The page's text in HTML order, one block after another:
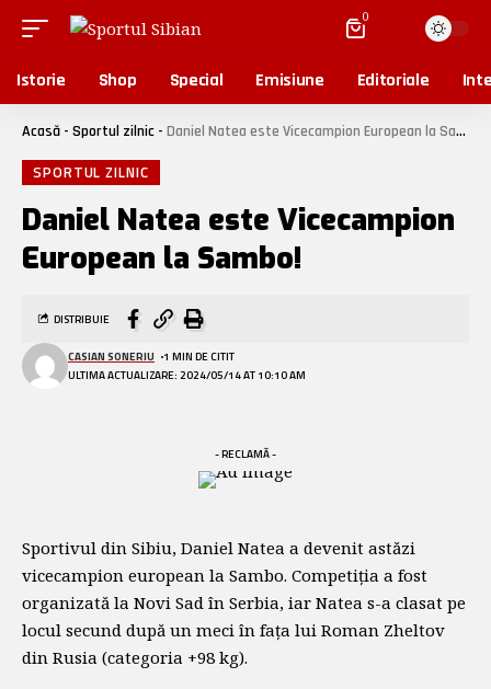
0
Istorie Shop Special Emisiune Editoriale
Acasă - Sportul zilnic - Daniel Natea este Vicecampion European la Sambo!
SPORTUL ZILNIC
Daniel Natea este Vicecampion
European la Sambo!
ULTIMA ACTUALIZARE: 2024/05/14 AT 10:10 AM
CASIAN SONERIU 1 MIN DE CITIT
DISTRIBUIE
- RECLAMĂ -
Sportivul din Sibiu, Daniel Natea a devenit astăzi
vicecampion european la Sambo. Competiția a fost
organizată la Novi Sad în Serbia, iar Natea s-a clasat pe
locul secund după un meci în fața lui Roman Zheltov
din Rusia (categoria +98 kg).